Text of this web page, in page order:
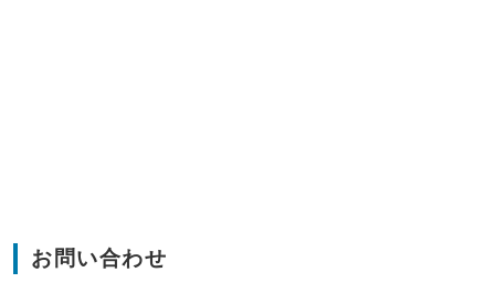
お問い合わせ